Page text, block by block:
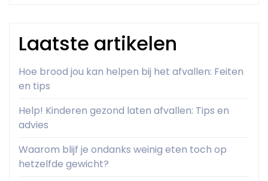
Laatste artikelen
Hoe brood jou kan helpen bij het afvallen: Feiten
en tips
Help! Kinderen gezond laten afvallen: Tips en
advies
Waarom blijf je ondanks weinig eten toch op
hetzelfde gewicht?